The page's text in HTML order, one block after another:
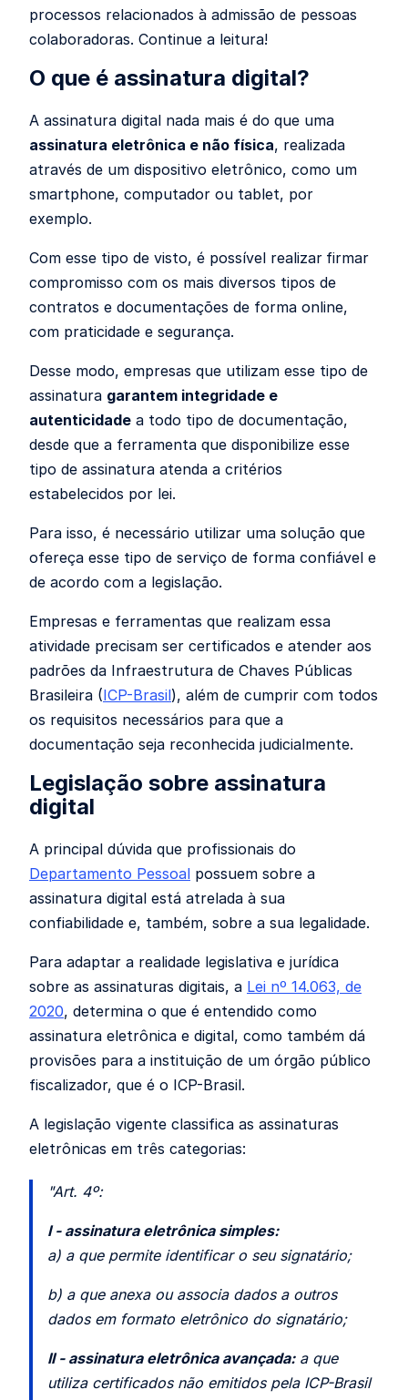
processos relacionados à admissão de pessoas
colaboradoras. Continue a leitura!
O que é assinatura digital?
A assinatura digital nada mais é do que uma
assinatura eletrônica e não física, realizada
através de um dispositivo eletrônico, como um
smartphone, computador ou tablet, por
exemplo.
Com esse tipo de visto, é possível realizar firmar
compromisso com os mais diversos tipos de
contratos e documentações de forma online,
com praticidade e segurança.
Desse modo, empresas que utilizam esse tipo de
assinatura garantem integridade e
autenticidade a todo tipo de documentação,
desde que a ferramenta que disponibilize esse
tipo de assinatura atenda a critérios
estabelecidos por lei.
Para isso, é necessário utilizar uma solução que
ofereça esse tipo de serviço de forma confiável e
de acordo com a legislação.
Empresas e ferramentas que realizam essa
atividade precisam ser certificados e atender aos
padrões da Infraestrutura de Chaves Públicas
Brasileira (ICP-Brasil), além de cumprir com todos
os requisitos necessários para que a
documentação seja reconhecida judicialmente.
Legislação sobre assinatura
digital
A principal dúvida que profissionais do
Departamento Pessoal possuem sobre a
assinatura digital está atrelada à sua
confiabilidade e, também, sobre a sua legalidade.
Para adaptar a realidade legislativa e jurídica
sobre as assinaturas digitais, a Lei nº 14.063, de
2020, determina o que é entendido como
assinatura eletrônica e digital, como também dá
provisões para a instituição de um órgão público
fiscalizador, que é o ICP-Brasil.
A legislação vigente classifica as assinaturas
eletrônicas em três categorias:
"Art. 4º:
I - assinatura eletrônica simples:
a) a que permite identificar o seu signatário;
b) a que anexa ou associa dados a outros
dados em formato eletrônico do signatário;
II - assinatura eletrônica avançada:a que
utiliza certificados não emitidos pela ICP-Brasil